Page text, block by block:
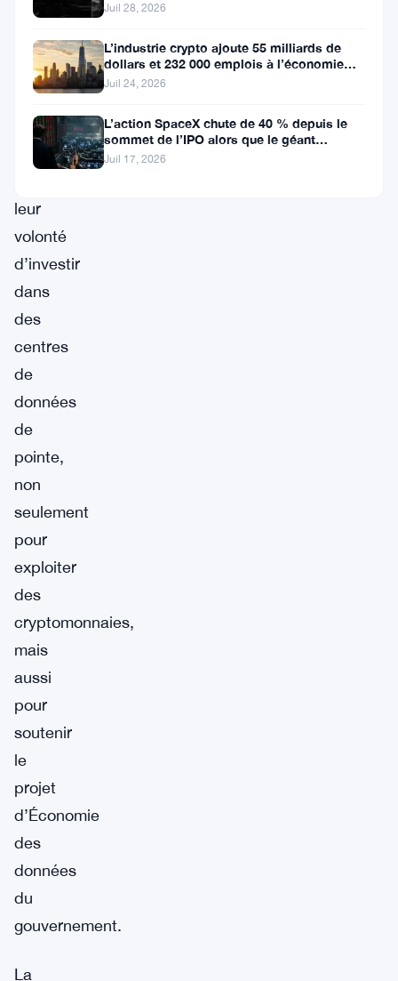
Sergei
Bezdelov,
chef
l’IPM,
leur
volonté
d’investir
dans
des
centres
de
données
de
pointe,
non
seulement
pour
exploiter
des
cryptomonnaies,
mais
aussi
pour
soutenir
le
projet
d’Économie
des
données
du
gouvernement.
La
Juil 28, 2026
L’industrie crypto ajoute 55 milliards de
dollars et 232 000 emplois à l’économie
américaine
Juil 24, 2026
L’action SpaceX chute de 40 % depuis le
sommet de l’IPO alors que le géant
aérospatial d’Elon Musk fait face
Juil 17, 2026